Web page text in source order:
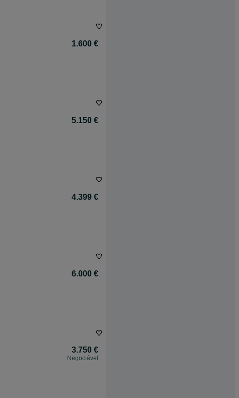
1.600 €
5.150 €
4.399 €
6.000 €
3.750 €
Negociável